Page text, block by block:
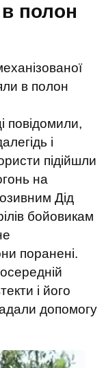
полон
в полон
повідомили,
і
підійшли
на
Дід
бойовикам
поранені.
і його
допомогу